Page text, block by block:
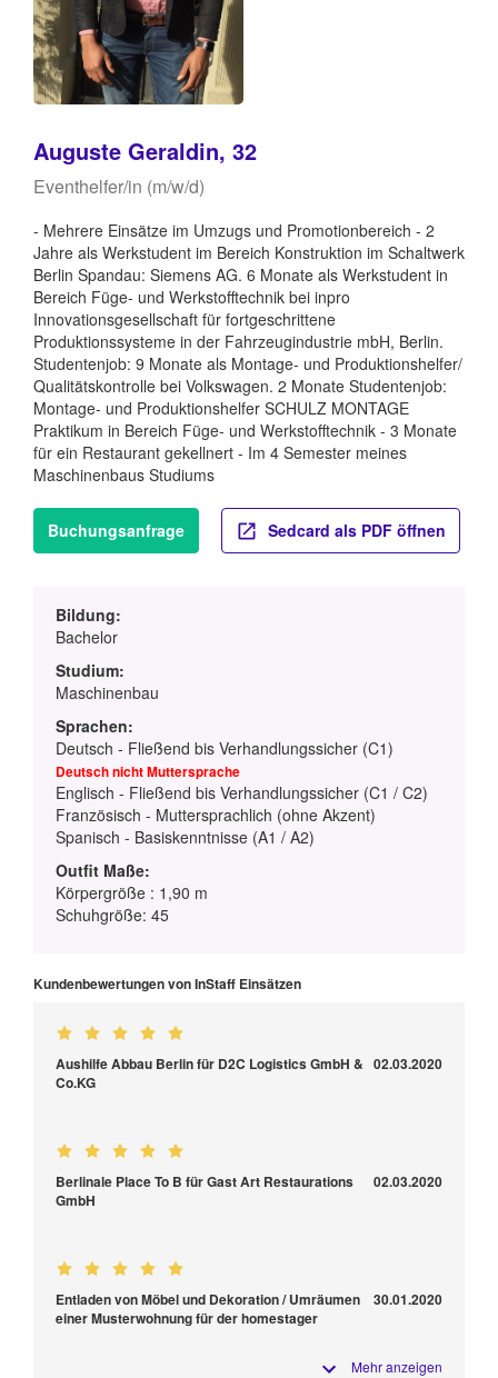
Auguste Geraldin, 32
Eventhelfer/in (m/w/d)
- Mehrere Einsätze im Umzugs und Promotionbereich - 2
Jahre als Werkstudent im Bereich Konstruktion im Schaltwerk
Berlin Spandau: Siemens AG. 6 Monate als Werkstudent in
Bereich Füge- und Werkstofftechnik bei inpro
Innovationsgesellschaft für fortgeschrittene
Produktionssysteme in der Fahrzeugindustrie mbH, Berlin.
Studentenjob: 9 Monate als Montage- und Produktionshelfer/
Qualitätskontrolle bei Volkswagen. 2 Monate Studentenjob:
Montage- und Produktionshelfer SCHULZ MONTAGE
Praktikum in Bereich Füge- und Werkstofftechnik - 3 Monate
für ein Restaurant gekellnert - Im 4 Semester meines
Maschinenbaus Studiums
Buchungsanfrage Sedcard als PDF öffnen
Bildung:
Bachelor
Studium:
Maschinenbau
Sprachen:
Deutsch - Fließend bis Verhandlungssicher (C1)
Deutsch nicht Muttersprache
Englisch - Fließend bis Verhandlungssicher (C1 / C2)
Französisch - Muttersprachlich (ohne Akzent)
Spanisch - Basiskenntnisse (A1 / A2)
Outfit Maße:
Körpergröße : 1,90 m
Schuhgröße: 45
Kundenbewertungen von InStaff Einsätzen
Aushilfe Abbau Berlin für D2C Logistics GmbH &
Co.KG
02.03.2020
Berlinale Place To B für Gast Art Restaurations
GmbH
02.03.2020
Entladen von Möbel und Dekoration / Umräumen
einer Musterwohnung für der homestager
30.01.2020
Mehr anzeigen